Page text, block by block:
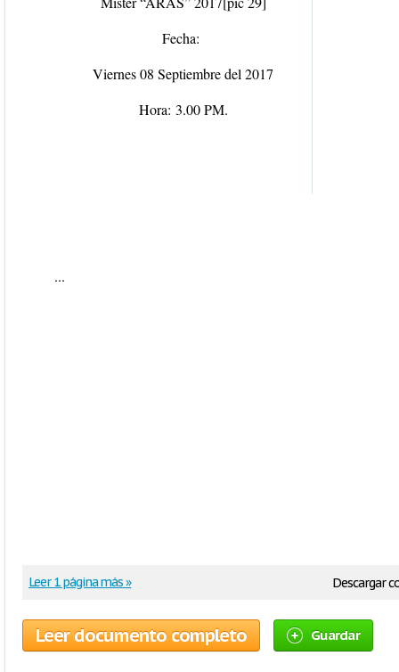
Fecha:
Viernes 08 Septiembre del 2017
Hora: 3.00 PM.
...
Descargar
Leer 1 página más »
Leer documento completo Guardar